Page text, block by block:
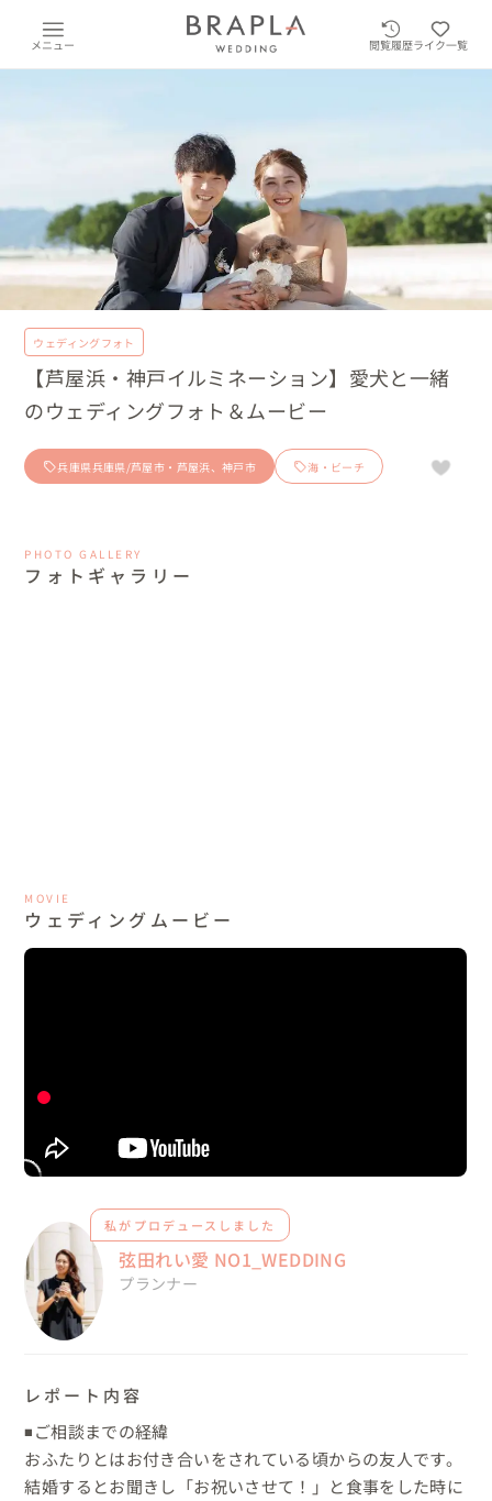
メニュー 閲覧履歴ライク一覧
ウェディングフォト
【芦屋浜・神戸イルミネーション】愛犬と一緒
のウェディングフォト＆ムービー
兵庫県兵庫県/芦屋市・芦屋浜、神戸市 海・ビーチ
PHOTO GALLERY
フォトギャラリー
MOVIE
ウェディングムービー
私がプロデュースしました
弦田れい愛 NO1_WEDDING
プランナー
レポート内容
◾️ご相談までの経緯
おふたりとはお付き合いをされている頃からの友人です。
結婚するとお聞きし「お祝いさせて！」と食事をした時に